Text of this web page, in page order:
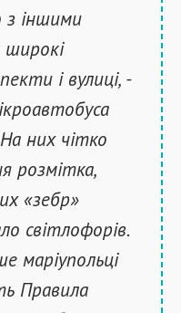
з іншими
широкі
і вулиці, -
них чітко
розмітка,
«зебр»
світлофорів.
маріупольці
Правила